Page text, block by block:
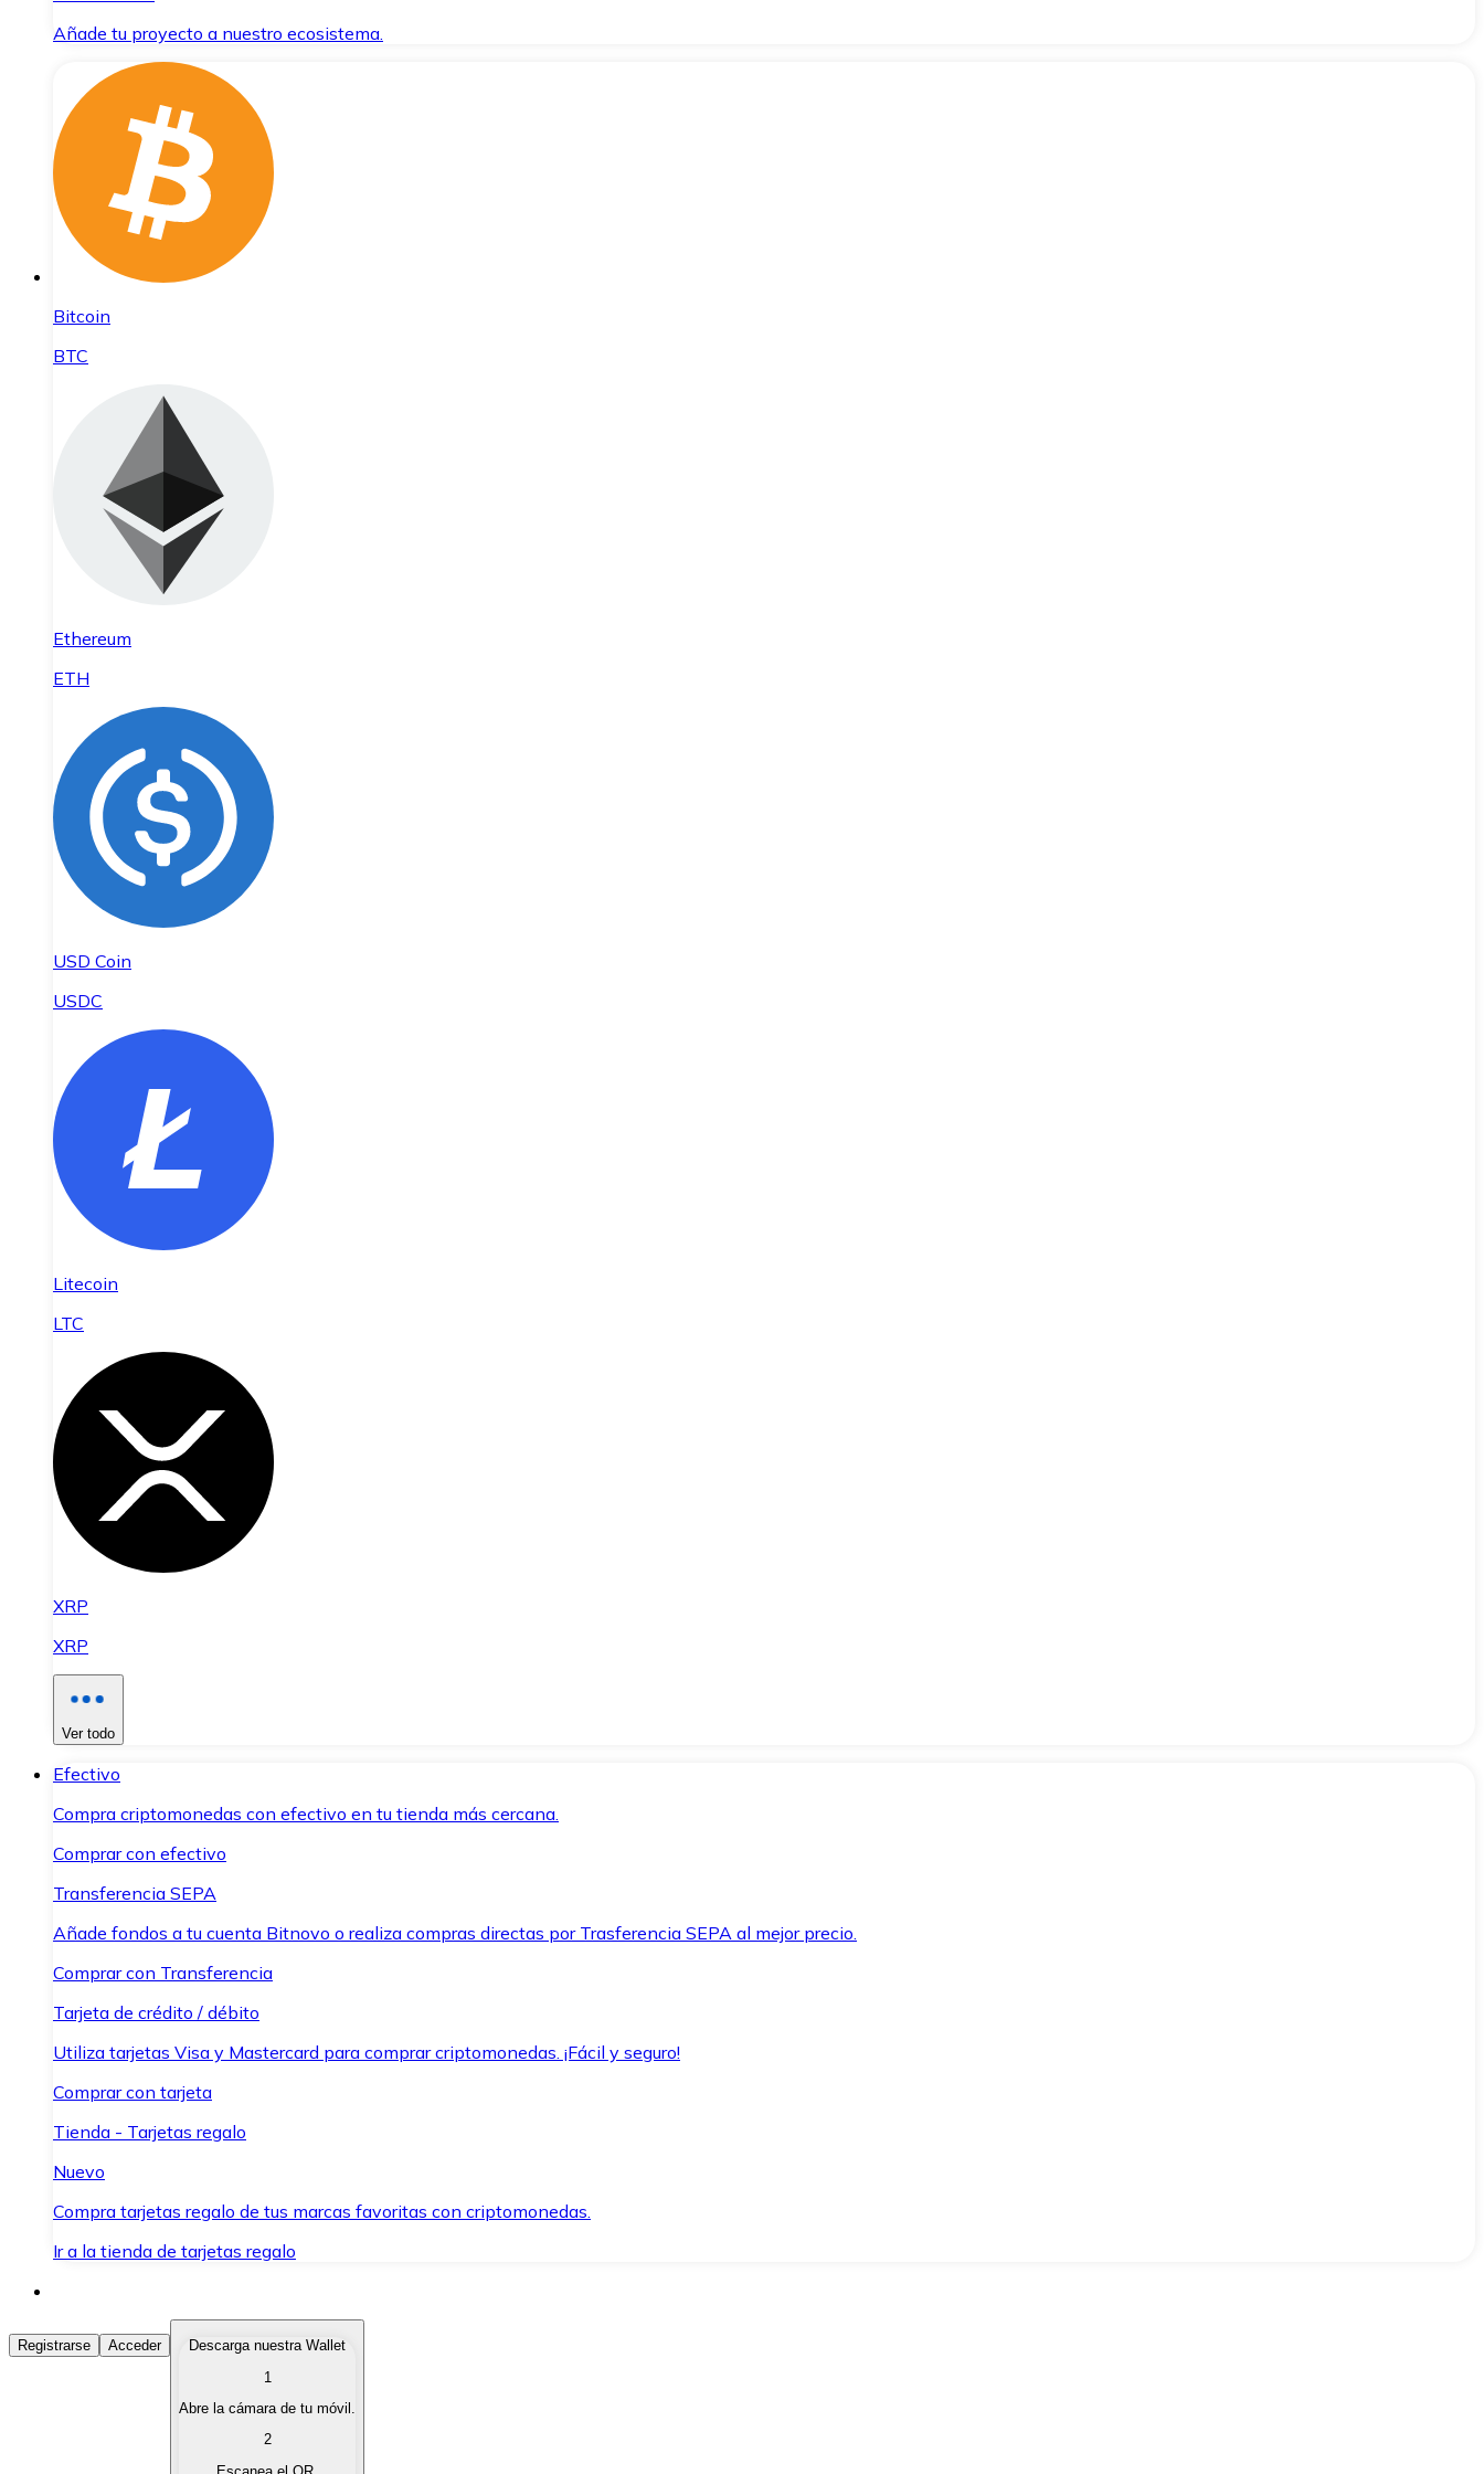
Añade tu proyecto a nuestro ecosistema.
Bitcoin
BTC
Ethereum
ETH
USD Coin
USDC
Litecoin
LTC
XRP
XRP
Ver todo
Efectivo
Compra criptomonedas con efectivo en tu tienda más cercana.
Comprar con efectivo
Transferencia SEPA
Añade fondos a tu cuenta Bitnovo o realiza compras directas por Trasferencia SEPA al mejor precio.
Comprar con Transferencia
Tarjeta de crédito / débito
Utiliza tarjetas Visa y Mastercard para comprar criptomonedas. ¡Fácil y seguro!
Comprar con tarjeta
Tienda - Tarjetas regalo
Nuevo
Compra tarjetas regalo de tus marcas favoritas con criptomonedas.
Ir a la tienda de tarjetas regalo
Comprar Criptomonedas
Compra criptomonedas con diferentes métodos de pago.
Vende tus criptomonedas de forma rápida y segura.
Registrarse Acceder
Descarga nuestra Wallet
1
Abre la cámara de tu móvil.
2